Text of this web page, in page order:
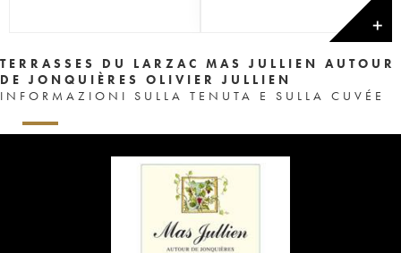
✕
TERRASSES DU LARZAC MAS JULLIEN AUTOUR
DE JONQUIÈRES OLIVIER JULLIEN
INFORMAZIONI SULLA TENUTA E SULLA CUVÉE